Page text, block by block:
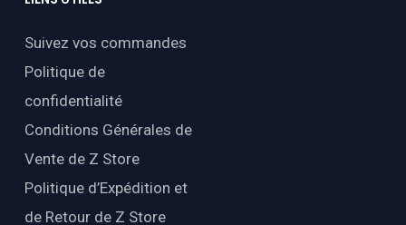
Suivez vos commandes
Politique de
confidentialité
Conditions Générales de
Vente de Z Store
Politique d’Expédition et
de Retour de Z Store